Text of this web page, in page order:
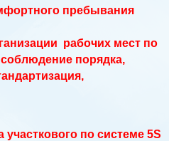
пребывания
рабочих мест по
порядка,
по системе 5S